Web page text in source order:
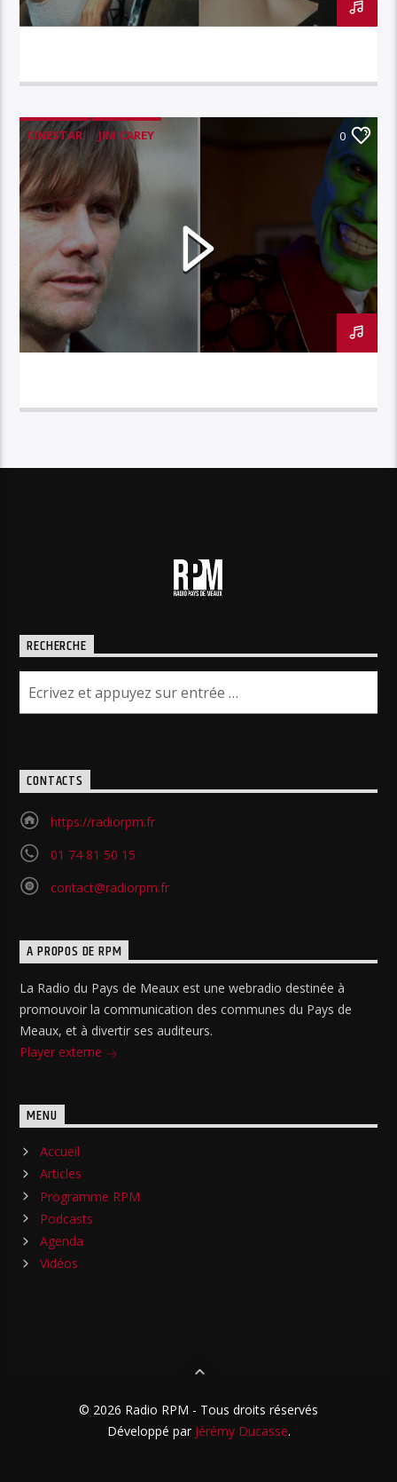
CINESTAR JIM CAREY 0
RECHERCHE
CONTACTS
https://radiorpm.fr
01 74 81 50 15
contact@radiorpm.fr
A PROPOS DE RPM
La Radio du Pays de Meaux est une webradio destinée à
promouvoir la communication des communes du Pays de
Meaux, et à divertir ses auditeurs.
Player externe
MENU
Accueil
Articles
Programme RPM
Podcasts
Agenda
Vidéos
© 2026 Radio RPM - Tous droits réservés
Développé parJérémy Ducasse.